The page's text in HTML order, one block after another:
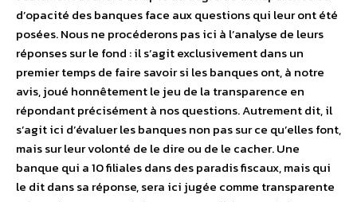
d’opacité des banques face aux questions qui leur ont été
posées. Nous ne procéderons pas ici à l’analyse de leurs
réponses sur le fond : il s’agit exclusivement dans un
premier temps de faire savoir si les banques ont, à notre
avis, joué honnêtement le jeu de la transparence en
répondant précisément à nos questions. Autrement dit, il
s’agit ici d’évaluer les banques non pas sur ce qu’elles font,
mais sur leur volonté de le dire ou de le cacher. Une
banque qui a 10 filiales dans des paradis fiscaux, mais qui
le dit dans sa réponse, sera ici jugée comme transparente